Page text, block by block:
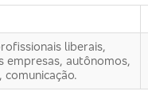
liberais,
empresas, autônomos,